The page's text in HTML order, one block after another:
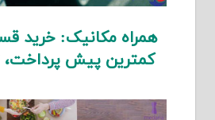
همراه مکانیک: خرید
کمترین پیش پرداخت،